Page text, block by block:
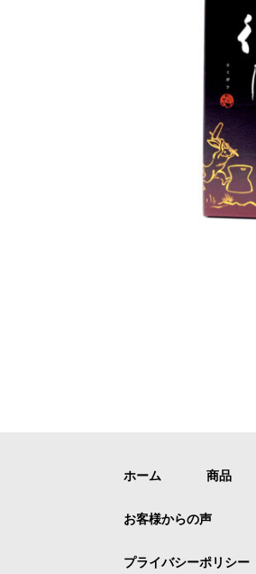
ホーム 商品
お客様からの声
プライバシーポリシー